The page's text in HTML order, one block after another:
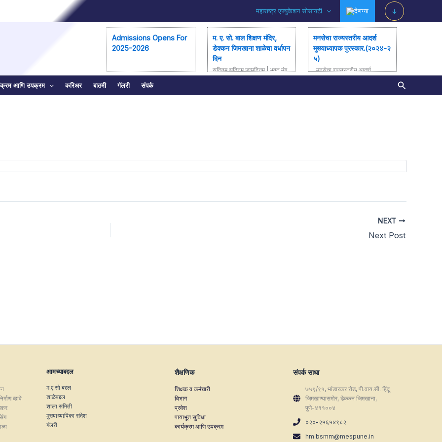
महाराष्ट्र एज्युकेशन सोसायटी देणग्या ↓
Admissions Opens For
2025-2026
म. ए. सो. बाल शिक्षण मंदिर,
डेक्कन जिमखाना शाळेचा वर्धापन
दिन
सुदिनम् सुदिनम् जन्मदिनम् | भवतु मंग
न दिन सोहळा […]
मनसेचा राज्यस्तरीय आदर्श
मुख्याध्यापक पुरस्कार.(२०२४-२
५)
मनसेचा राज्यस्तरीय आदर्श
होत आहे की सौ. सुनिता चव्हाण.
आणि उपक्रम करिअर बातमी गॅलरी संपर्क Search
NEXT
Next Post
व्हावे
आमच्याबद्दल
म.ए.सो बद्दल
शाळेबद्दल
शाला समिती
मुख्याध्यापिका संदेश
गॅलरी
शैक्षणिक
शिक्षक व कर्मचारी
विभाग
प्रवेश
पायाभूत सुविधा
कार्यक्रम आणि उपक्रम
संपर्क साधा
७५९/९१, भांडारकर रोड, पी.वाय.सी. हिंदू
जिमखाण्यासमोर, डेक्कन जिमखाना,
पुणे-४११००४
०२०-२५६५४९८२
hm.bsmm@mespune.in